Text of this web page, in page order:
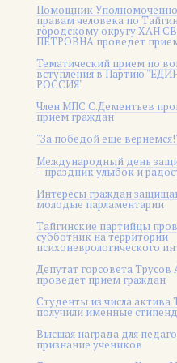
Помощник
правам человека по
городскому округу ХАН
ПЕТРОВНА проведет
Тематический прием по
вступления в Партию
РОССИЯ"
Член МПС С.Дементьев
прием граждан
"За победой еще
Международный день
– праздник улыбок и
Интересы граждан
молодые парламентарии
Тайгинские партийцы
субботник на территории
психоневрологического
Депутат горсовета Трусов
проведет прием граждан
Студенты из числа
получили именные
Высшая награда для
признание учеников